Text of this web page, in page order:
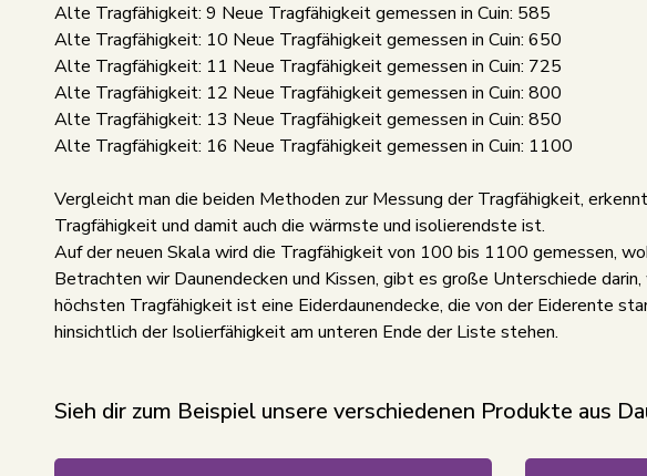
Alte Tragfähigkeit: 9 Neue Tragfähigkeit gemessen in Cuin: 585
Alte Tragfähigkeit: 10 Neue Tragfähigkeit gemessen in Cuin: 650
Alte Tragfähigkeit: 11 Neue Tragfähigkeit gemessen in Cuin: 725
Alte Tragfähigkeit: 12 Neue Tragfähigkeit gemessen in Cuin: 800
Alte Tragfähigkeit: 13 Neue Tragfähigkeit gemessen in Cuin: 850
Alte Tragfähigkeit: 16 Neue Tragfähigkeit gemessen in Cuin: 1100
Vergleicht man die beiden Methoden zur Messung der Tragfähigkeit,
Tragfähigkeit und damit auch die wärmste und isolierendste ist.
Auf der neuen Skala wird die Tragfähigkeit von 100 bis 1100 gemessen,
Betrachten wir Daunendecken und Kissen, gibt es große Unterschiede
höchsten Tragfähigkeit ist eine Eiderdaunendecke, die von der Eiderente
hinsichtlich der Isolierfähigkeit am unteren Ende der Liste stehen.
Sieh dir zum Beispiel unsere verschiedenen Produkte aus